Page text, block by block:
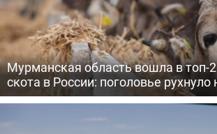
Мурманская область вошла в топ-
скота в России: поголовье рухнуло